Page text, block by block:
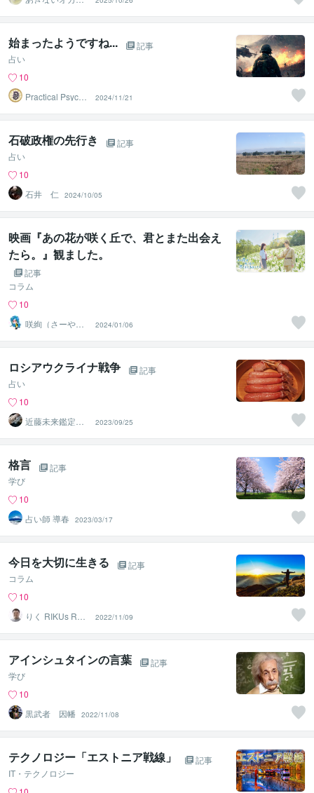
インコ
始まったようですね...
記事
占い
10
Practical Psycho
2024/11/21
石破政権の先行き
記事
占い
10
石井 仁
2024/10/05
映画『あの花が咲く丘で、君とまた出会え
たら。』観ました。
記事
コラム
10
咲絢（さーや）
ハイヤーセルフ
コネクター
2024/01/06
ロシアウクライナ戦争
記事
占い
10
近藤未来鑑定
近藤 光 【移転
済】
2023/09/25
格言
記事
学び
10
占い師 導春
2023/03/17
今日を大切に生きる
記事
コラム
10
りく RIKUs ROO
M
2022/11/09
アインシュタインの言葉
記事
学び
10
黒武者 因幡 2022/11/08
テクノロジー「エストニア戦線」
記事
IT・テクノロジー